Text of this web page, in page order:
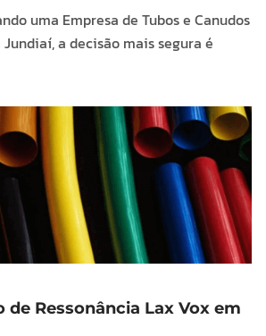
uma Empresa de Tubos e Canudos
a decisão mais segura é
de Ressonância Lax Vox em